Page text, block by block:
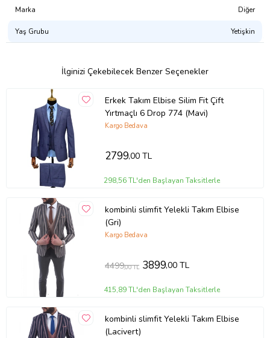
Marka Diğer
Yaş Grubu Yetişkin
İlginizi Çekebilecek Benzer Seçenekler
Erkek Takım Elbise Silim Fit Çift
Yırtmaçlı 6 Drop 774 (Mavi)
Kargo Bedava
2799,00 TL
298,56 TL'den Başlayan Taksitlerle
kombinli slimfit Yelekli Takım Elbise
(Gri)
Kargo Bedava
4499,00 TL 3899,00 TL
415,89 TL'den Başlayan Taksitlerle
kombinli slimfit Yelekli Takım Elbise
(Lacivert)